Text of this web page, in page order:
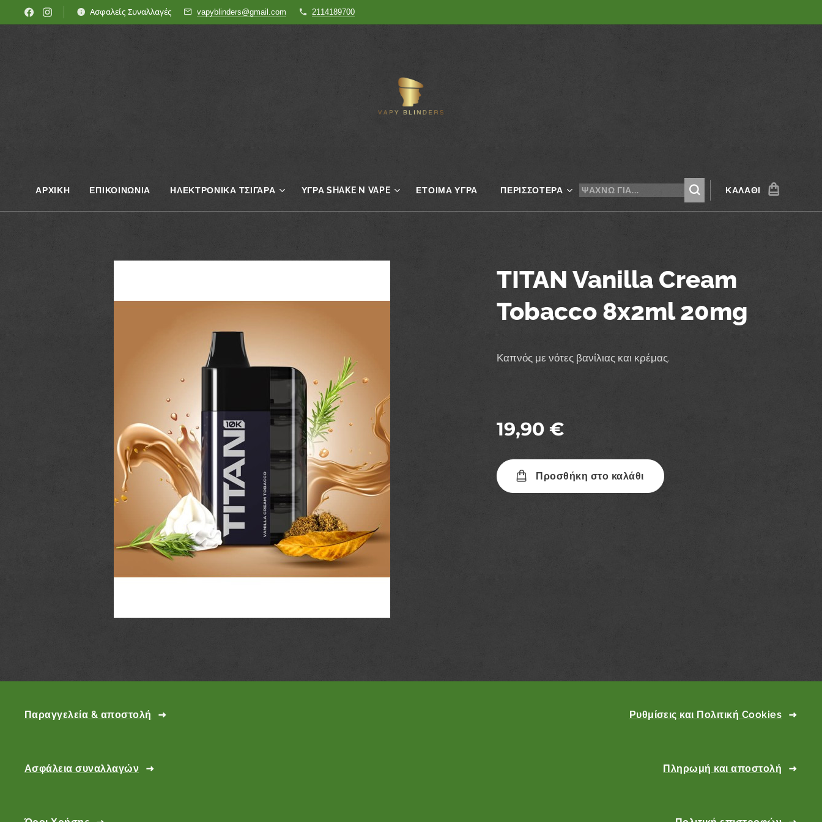
Ασφαλείς Συναλλαγές vapyblinders@gmail.com 2114189700
ΑΡΧΙΚΗ ΕΠΙΚΟΙΝΩΝΊΑ ΗΛΕΚΤΡΟΝΙΚΑ ΤΣΙΓΑΡΑ ΥΓΡΆ SHAKE N VAPE ΈΤΟΙΜΑ ΥΓΡΆ ΠΕΡΙΣΣΌΤΕΡΑ ΚΑΛΆΘΙ
TITAN Vanilla Cream
Tobacco 8x2ml 20mg
Καπνός με νότες βανίλιας και κρέμας.
19,90 €
Προσθήκη στο καλάθι
Παραγγελεία & αποστολή
Ασφάλεια συναλλαγών
Ρυθμίσεις και Πολιτική Cookies
Πληρωμή και αποστολή